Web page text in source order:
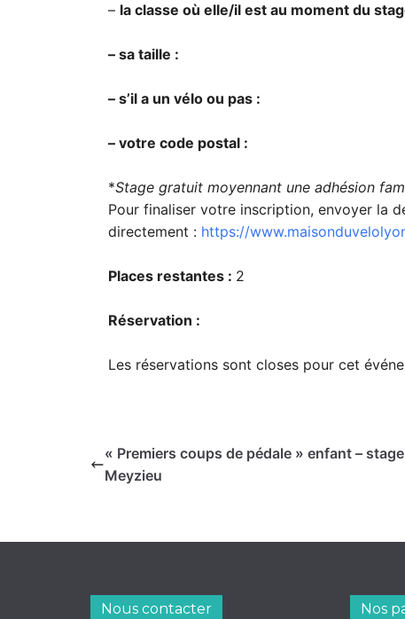
– la classe où elle/il est au moment du
– sa taille :
– s’il a un vélo ou pas :
– votre code postal :
*Stage gratuit moyennant une adhésion
Pour finaliser votre inscription, envoyer la
directement : https://
Places restantes : 2
Réservation :
Les réservations sont closes pour cet
« Premiers coups de pédale » enfant –
Meyzieu
Nous contacter Nos